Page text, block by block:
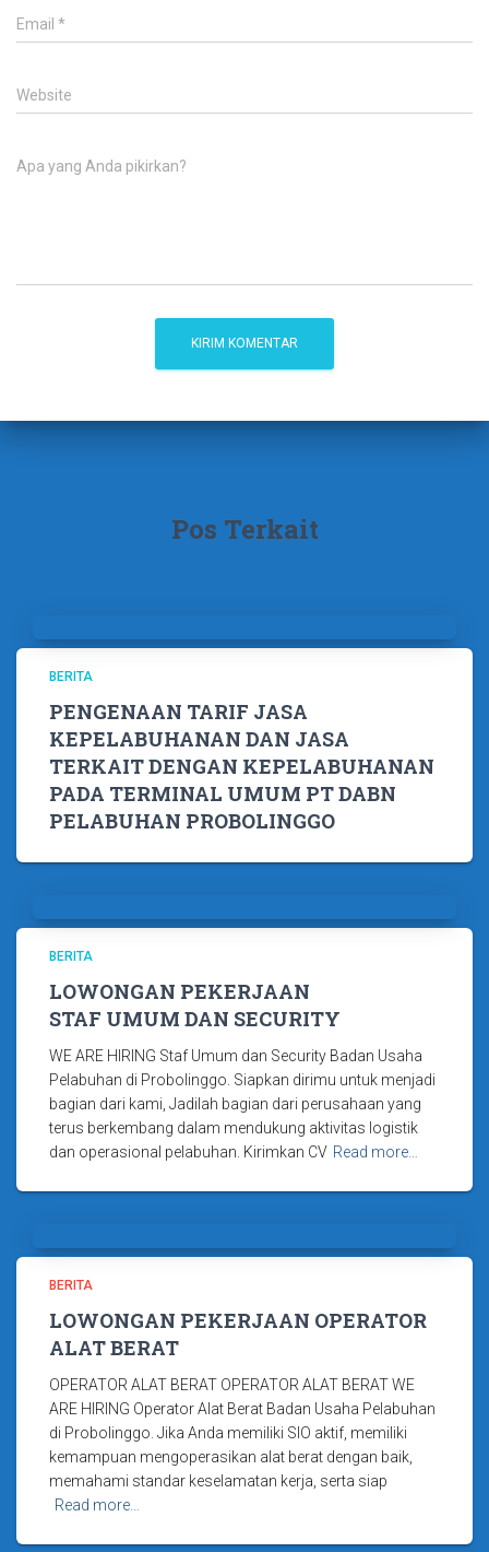
Email *
Website
Apa yang Anda pikirkan?
Pos Terkait
BERITA
PENGENAAN TARIF JASA
KEPELABUHANAN DAN JASA
TERKAIT DENGAN KEPELABUHANAN
PADA TERMINAL UMUM PT DABN
PELABUHAN PROBOLINGGO
BERITA
LOWONGAN PEKERJAAN
STAF UMUM DAN SECURITY
WE ARE HIRING Staf Umum dan Security Badan Usaha
Pelabuhan di Probolinggo. Siapkan dirimu untuk menjadi
bagian dari kami, Jadilah bagian dari perusahaan yang
terus berkembang dalam mendukung aktivitas logistik
dan operasional pelabuhan. Kirimkan CV Read more…
BERITA
LOWONGAN PEKERJAAN OPERATOR
ALAT BERAT
OPERATOR ALAT BERAT OPERATOR ALAT BERAT WE
ARE HIRING Operator Alat Berat Badan Usaha Pelabuhan
di Probolinggo. Jika Anda memiliki SIO aktif, memiliki
kemampuan mengoperasikan alat berat dengan baik,
memahami standar keselamatan kerja, serta siap
Read more…